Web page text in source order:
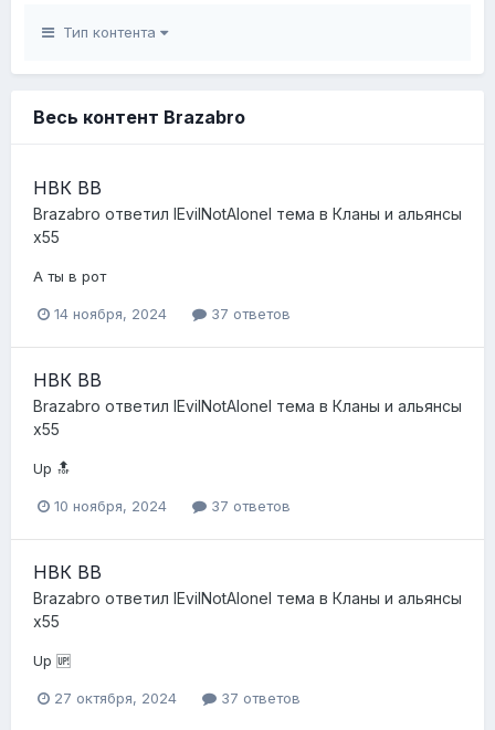
Тип контента
Весь контент Brazabro
НВК BB
Brazabro ответил lEvilNotAlonel тема в Кланы и альянсы
x55
А ты в рот
14 ноября, 2024 37 ответов
НВК BB
Brazabro ответил lEvilNotAlonel тема в Кланы и альянсы
x55
Up 🔝
10 ноября, 2024 37 ответов
НВК BB
Brazabro ответил lEvilNotAlonel тема в Кланы и альянсы
x55
Up 🆙
27 октября, 2024 37 ответов